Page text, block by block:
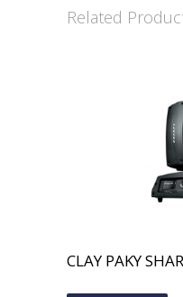
Related
CLAY PAKY